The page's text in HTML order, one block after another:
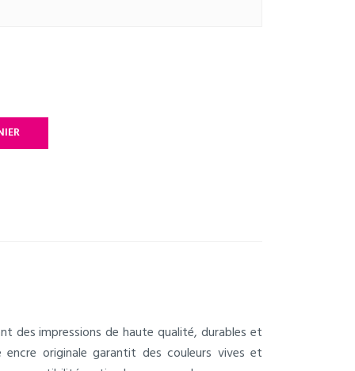
des impressions de haute qualité, durables et
originale garantit des couleurs vives et